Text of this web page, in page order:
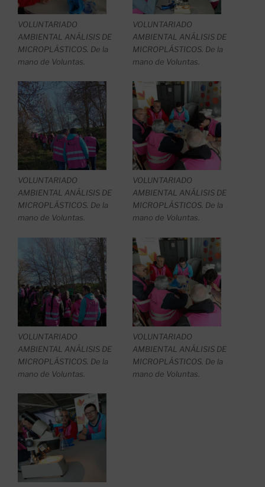
VOLUNTARIADO
AMBIENTAL ANÁLISIS DE
MICROPLÁSTICOS. De la
mano de Voluntas.
VOLUNTARIADO
AMBIENTAL ANÁLISIS DE
MICROPLÁSTICOS. De la
mano de Voluntas.
VOLUNTARIADO
AMBIENTAL ANÁLISIS DE
MICROPLÁSTICOS. De la
mano de Voluntas.
VOLUNTARIADO
AMBIENTAL ANÁLISIS DE
MICROPLÁSTICOS. De la
mano de Voluntas.
VOLUNTARIADO
AMBIENTAL ANÁLISIS DE
MICROPLÁSTICOS. De la
mano de Voluntas.
VOLUNTARIADO
AMBIENTAL ANÁLISIS DE
MICROPLÁSTICOS. De la
mano de Voluntas.